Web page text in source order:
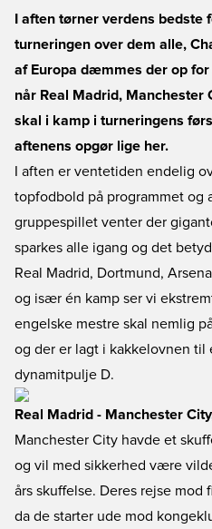
I aften tørner verdens bedste
turneringen over dem alle,
af Europa dæmmes der op
når Real Madrid, Manchester
skal i kamp i turneringens
aftenens opgør lige her.
I aften er ventetiden endelig
topfodbold på programmet og
gruppespillet venter der
sparkes alle igang og det
Real Madrid, Dortmund,
og især én kamp ser vi
engelske mestre skal nemlig
og der er lagt i kakkelovnen til
dynamitpulje D.
Real Madrid - Manchester
Manchester City havde et
og vil med sikkerhed være
års skuffelse. Deres rejse mod
da de starter ude mod